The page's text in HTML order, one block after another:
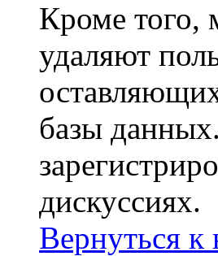
Кроме того,
удаляют
базы
дискуссиях.
Вернуться к